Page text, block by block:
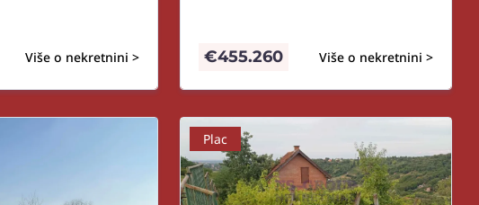
Više o nekretnini > Više o nekretnini >
€455.260
Plac